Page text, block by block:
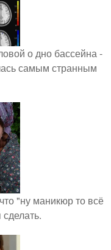
о дно бассейна -
самым странным
"ну маникюр то всё